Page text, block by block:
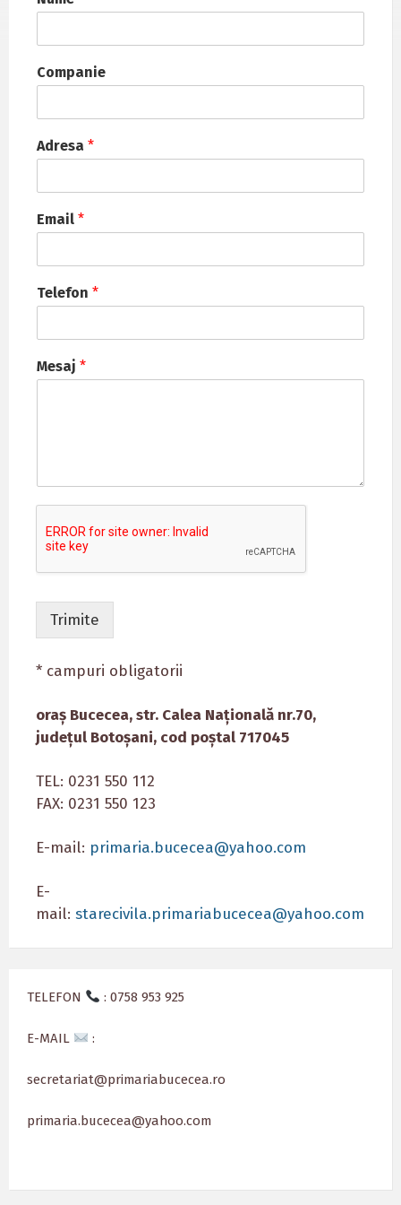
Companie
Adresa *
Email *
Telefon *
Mesaj *
Trimite
* campuri obligatorii
oraș Bucecea, str. Calea Națională nr.70,
județul Botoșani, cod poștal 717045
TEL: 0231 550 112
FAX: 0231 550 123
E-mail: primaria.bucecea@yahoo.com
E-
mail: starecivila.primariabucecea@yahoo.com
TELEFON : 0758 953 925
E-MAIL :
secretariat@primariabucecea.ro
primaria.bucecea@yahoo.com